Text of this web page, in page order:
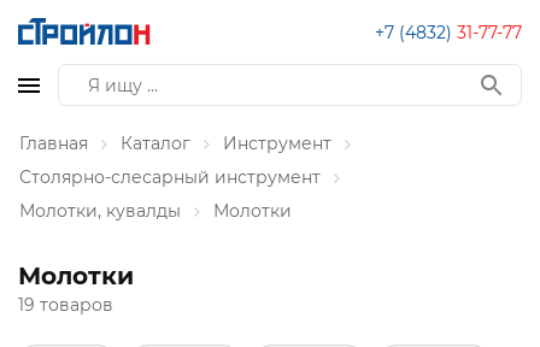
+7 (4832) 31-77-77
Главная Каталог
Инструмент
Столярно-слесарный инструмент
Молотки, кувалды
Молотки
Молотки
19 товаров